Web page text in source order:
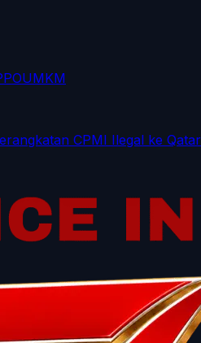
UMKM
CPMI Ilegal ke